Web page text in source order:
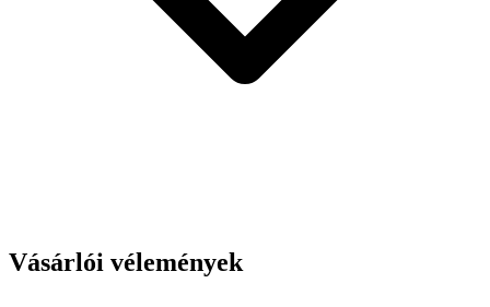
Vásárlói vélemények